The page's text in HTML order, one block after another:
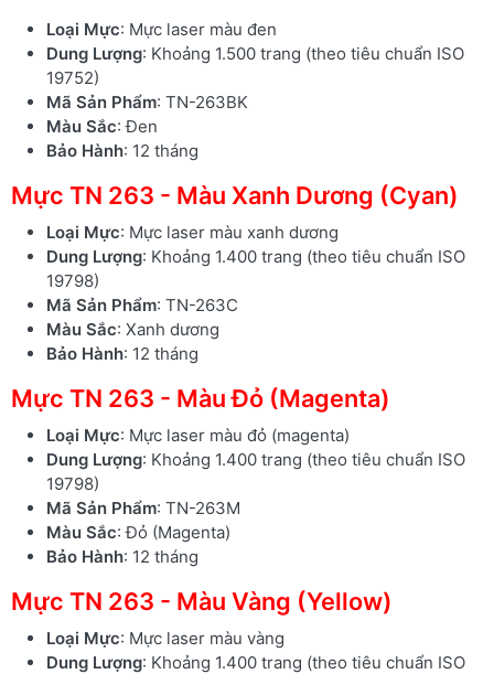
Loại Mực: Mực laser màu đen
Dung Lượng: Khoảng 1.500 trang (theo tiêu chuẩn ISO
19752)
Mã Sản Phẩm: TN-263BK
Màu Sắc: Đen
Bảo Hành: 12 tháng
Mực TN 263 - Màu Xanh Dương (Cyan)
Loại Mực: Mực laser màu xanh dương
Dung Lượng: Khoảng 1.400 trang (theo tiêu chuẩn ISO
19798)
Mã Sản Phẩm: TN-263C
Màu Sắc: Xanh dương
Bảo Hành: 12 tháng
Mực TN 263 - Màu Đỏ (Magenta)
Loại Mực: Mực laser màu đỏ (magenta)
Dung Lượng: Khoảng 1.400 trang (theo tiêu chuẩn ISO
19798)
Mã Sản Phẩm: TN-263M
Màu Sắc: Đỏ (Magenta)
Bảo Hành: 12 tháng
Mực TN 263 - Màu Vàng (Yellow)
Loại Mực: Mực laser màu vàng
Dung Lượng: Khoảng 1.400 trang (theo tiêu chuẩn ISO